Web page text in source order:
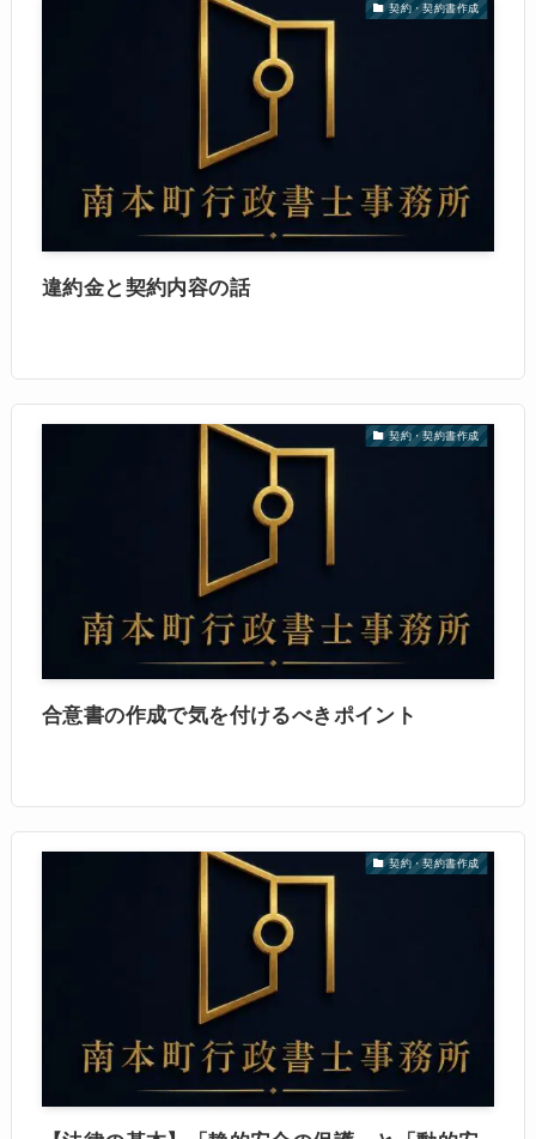
契約・契約書作成
違約金と契約内容の話
契約・契約書作成
合意書の作成で気を付けるべきポイント
契約・契約書作成